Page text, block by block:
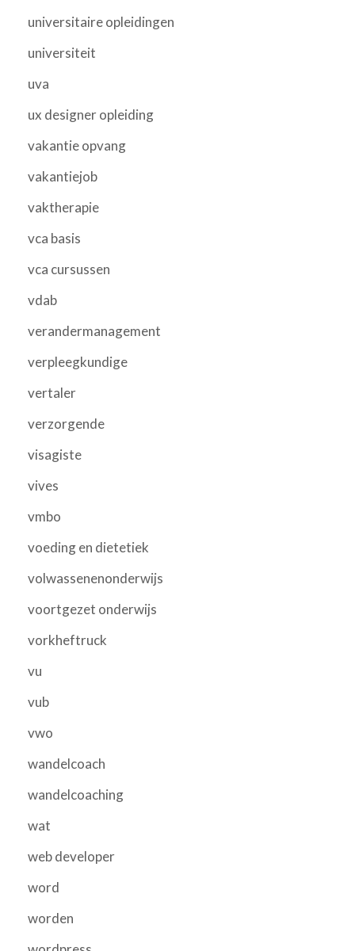
universitaire opleidingen
universiteit
uva
ux designer opleiding
vakantie opvang
vakantiejob
vaktherapie
vca basis
vca cursussen
vdab
verandermanagement
verpleegkundige
vertaler
verzorgende
visagiste
vives
vmbo
voeding en dietetiek
volwassenenonderwijs
voortgezet onderwijs
vorkheftruck
vu
vub
vwo
wandelcoach
wandelcoaching
wat
web developer
word
worden